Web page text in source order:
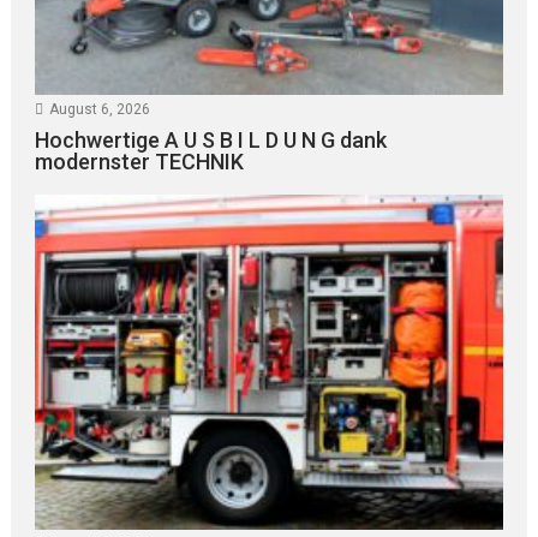
August 6, 2026
Hochwertige A U S B I L D U N G dank
modernster TECHNIK